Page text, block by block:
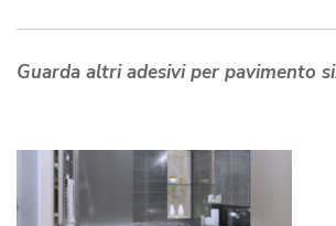
Guarda altri adesivi per pavimento